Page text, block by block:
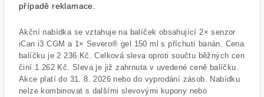
případě reklamace.
Akční nabídka se vztahuje na balíček obsahující 2× senzor
iCan i3 CGM a 1× Severo® gel 150 ml s příchutí banán. Cena
balíčku je 2 236 Kč. Celková sleva oproti součtu běžných cen
činí 1 262 Kč. Sleva je již zahrnuta v uvedené ceně balíčku.
Akce platí do 31. 8. 2026 nebo do vyprodání zásob. Nabídku
nelze kombinovat s dalšími slevovými kupony nebo